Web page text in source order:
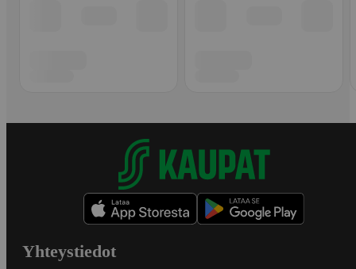
Yhteystiedot